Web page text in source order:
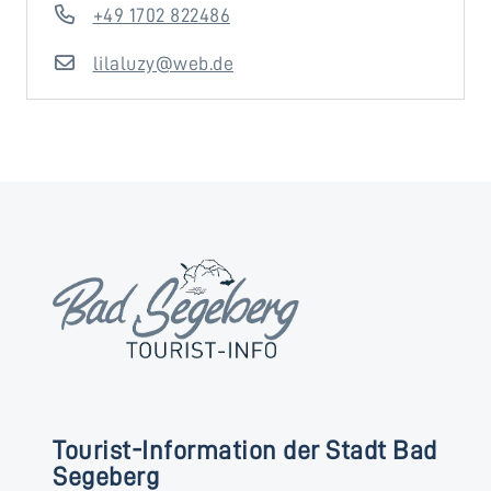
+49 1702 822486
lilaluzy@web.de
Tourist-Information der Stadt Bad
Segeberg